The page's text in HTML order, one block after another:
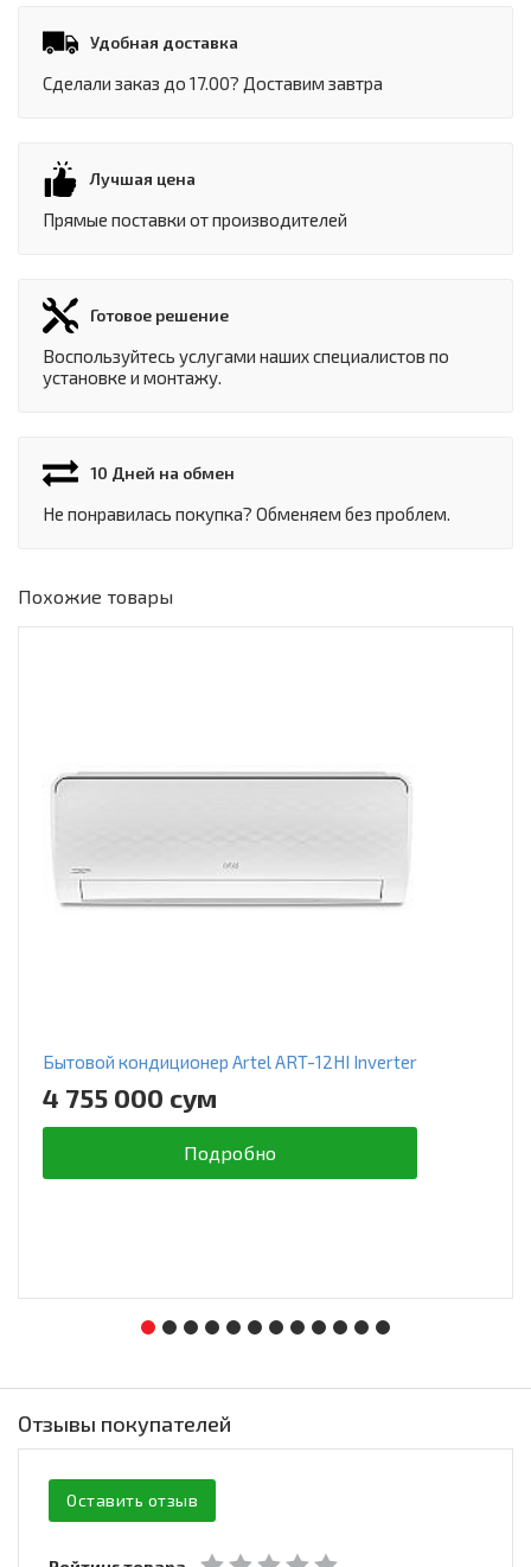
Удобная доставка
Сделали заказ до 17.00? Доставим завтра
Лучшая цена
Прямые поставки от производителей
Готовое решение
Воспользуйтесь услугами наших специалистов по
установке и монтажу.
10 Дней на обмен
Не понравилась покупка? Обменяем без проблем.
Похожие товары
Бытовой кондиционер Artel ART-12HI Inverter
4 755 000 сум
Подробно
Отзывы покупателей
Оставить отзыв